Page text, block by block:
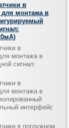
в
монтажа в
в
монтажа в
сигнал:
в
монтажа в
интерфейс
в погружном